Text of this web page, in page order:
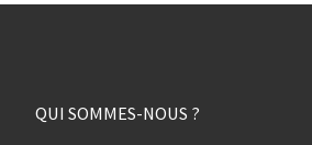
QUI SOMMES-NOUS ?